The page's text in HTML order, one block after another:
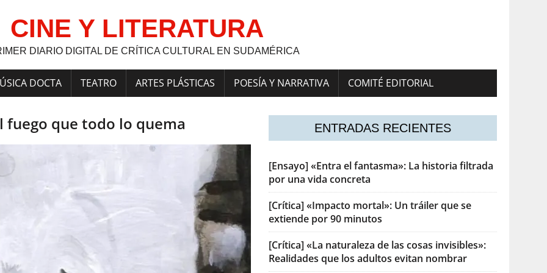
CINE Y LITERATURA
DIARIO DIGITAL DE CRÍTICA CULTURAL EN SUDAMÉRICA
DOCTA TEATRO ARTES PLÁSTICAS POESÍA Y NARRATIVA COMITÉ EDITORIAL
fuego que todo lo quema ENTRADAS RECIENTES
[Ensayo] «Entra el fantasma»: La historia filtrada
por una vida concreta
[Crítica] «Impacto mortal»: Un tráiler que se
extiende por 90 minutos
[Crítica] «La naturaleza de las cosas invisibles»:
Realidades que los adultos evitan nombrar